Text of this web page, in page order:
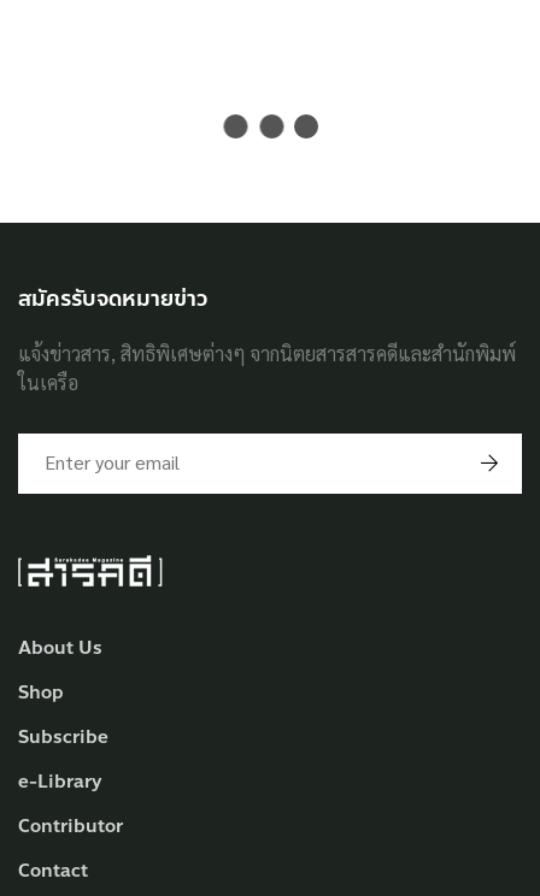
About Us
Shop
Subscribe
e-Library
Contributor
Contact
สมัครรับจดหมายข่าว
แจ้งข่าวสาร, สิทธิพิเศษต่างๆ จากนิตยสารสารคดีและสำนักพิมพ์
ในเครือ